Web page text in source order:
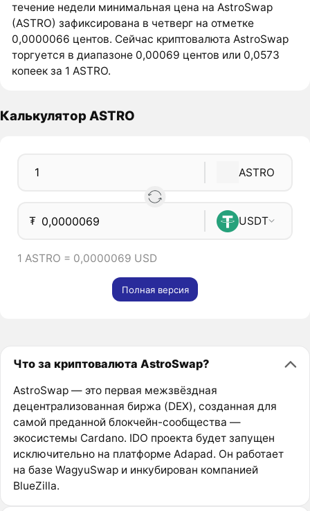
течение недели минимальная цена на AstroSwap
(ASTRO) зафиксирована в четверг на отметке
0,0000066 центов. Сейчас криптовалюта AstroSwap
торгуется в диапазоне 0,00069 центов или 0,0573
копеек за 1 ASTRO.
Калькулятор ASTRO
ASTRO
₮ USDT
1 ASTRO = 0,0000069 USD
Полная версия
Что за криптовалюта AstroSwap?
AstroSwap — это первая межзвёздная
децентрализованная биржа (DEX), созданная для
самой преданной блокчейн-сообщества —
экосистемы Cardano. IDO проекта будет запущен
исключительно на платформе Adapad. Он работает
на базе WagyuSwap и инкубирован компанией
BlueZilla.